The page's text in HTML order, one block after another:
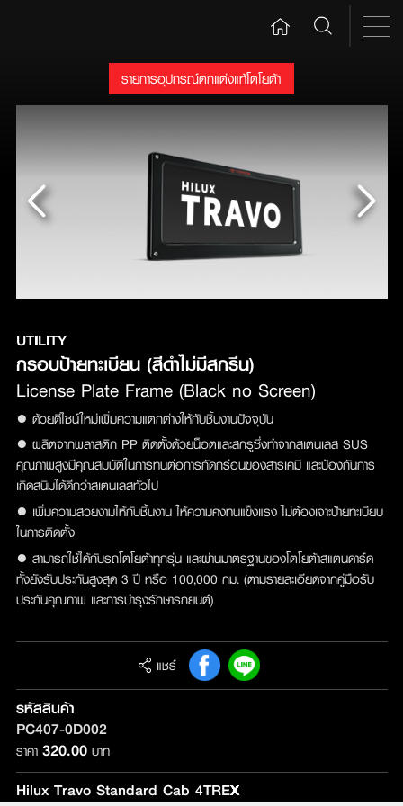
รายการอุปกรณ์ตกแต่งแท้โตโยต้า
UTILITY
● ด้วยดีไซน์ใหม่เพิ่มความแตกต่างให้กับชิ้นงานปัจจุบัน
● ผลิตจากพลาสติก PP ติดตั้งด้วยน็อตและสกรูซึ่งทำจากสเตนเลส SUS
คุณภาพสูงมีคุณสมบัติในการทนต่อการกัดกร่อนของสารเคมี และป้องกันการ
เกิดสนิมได้ดีกว่าสเตนเลสทั่วไป
● เพิ่มความสวยงามให้กับชิ้นงาน ให้ความคงทนแข็งแรง ไม่ต้องเจาะป้ายทะเบียบ
ในการติดตั้ง
● สามารถใช้ได้กับรถโตโยต้าทุกรุ่น และผ่านมาตรฐานของโตโยต้าสแตนดาร์ด
ทั้งยังรับประกันสูงสุด 3 ปี หรือ 100,000 กม. (ตามรายละเอียดจากคู่มือรับ
ประกันคุณภาพ และการบำรุงรักษารถยนต์)
แชร์
รหัสสินค้า
PC407-0D002
ราคา 320.00บาท
Hilux Travo Standard Cab 4TREX